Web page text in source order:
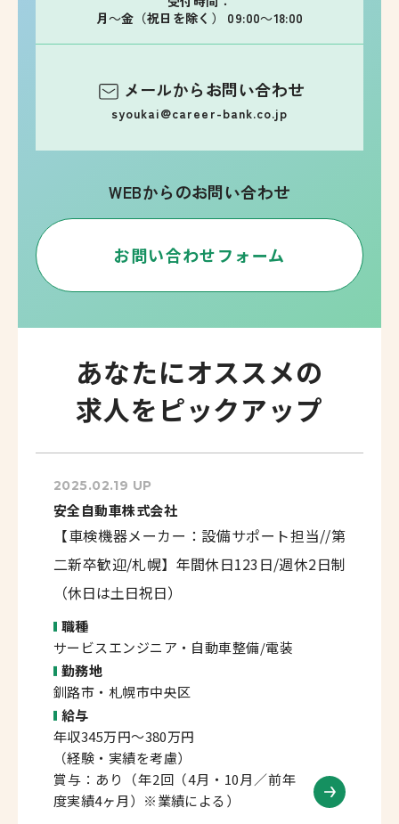
月～金（祝日を除く） 09:00～18:00
メールからお問い合わせ
syoukai@career-bank.co.jp
WEBからのお問い合わせ
お問い合わせフォーム
あなたにオススメの
求人をピックアップ
2025.02.19 UP
安全自動車株式会社
【車検機器メーカー：設備サポート担当//第
二新卒歓迎/札幌】年間休日123日/週休2日制
（休日は土日祝日）
職種
サービスエンジニア・自動車整備/電装
勤務地
釧路市・札幌市中央区
給与
年収345万円～380万円
（経験・実績を考慮）
賞与：あり（年2回（4月・10月／前年
度実績4ヶ月）※業績による）